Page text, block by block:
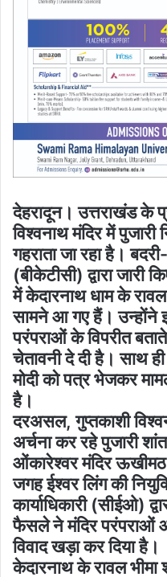
देहरादून। उत्तराखंड के
विश्वनाथ मंदिर में पुजारी
गहराता जा रहा है।
(बीकेटीसी) द्वारा जारी
में केदारनाथ धाम के
सामने आ गए हैं। उन्होंने
परंपराओं के विपरीत
चेतावनी दे दी है। साथ
मोदी को पत्र भेजकर
है।
दरअसल, गुप्तकाशी
अर्चना कर रहे पुजारी
ओंकारेश्वर मंदिर
जगह ईश्वर लिंग की
कार्याधिकारी (सीईओ)
फैसले ने मंदिर परंपराओं
विवाद खड़ा कर दिया है।
केदारनाथ के रावल